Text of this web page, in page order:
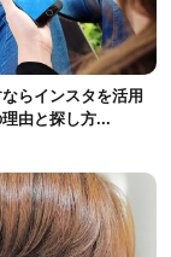
らインスタを活用
由と探し方...